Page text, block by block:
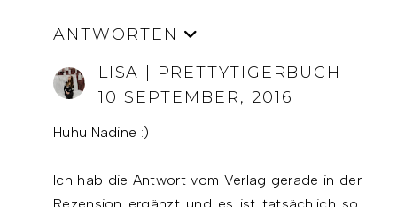
ANTWORTEN
LISA | PRETTYTIGERBUCH
10 SEPTEMBER, 2016
Huhu Nadine :)
Ich hab die Antwort vom Verlag gerade in der
Rezension ergänzt und es ist tatsächlich so,